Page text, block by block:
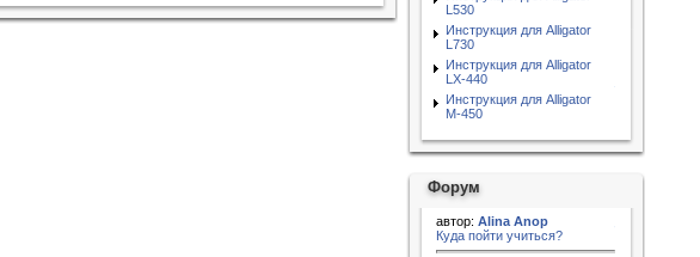
L530
Инструкция для Alligator
L730
Инструкция для Alligator
LX-440
Инструкция для Alligator
M-450
Форум
автор: Alina Anop
Куда пойти учиться?